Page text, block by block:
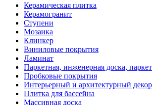
Керамическая плитка
Керамогранит
Ступени
Мозаика
Клинкер
Виниловые покрытия
Ламинат
Паркетная, инженерная доска, паркет
Пробковые покрытия
Интерьерный и архитектурный декор
Плитка для бассейна
Массивная доска